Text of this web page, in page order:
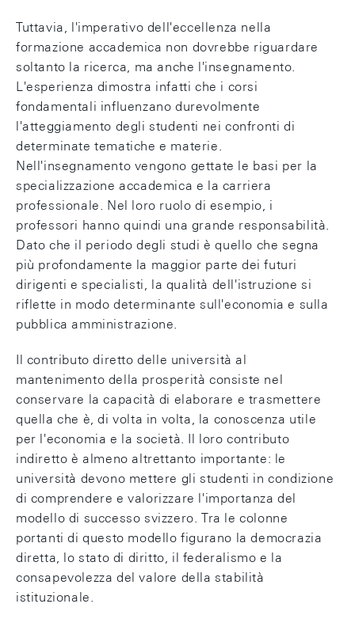
Tuttavia, l'imperativo dell'eccellenza nella
formazione accademica non dovrebbe riguardare
soltanto la ricerca, ma anche l'insegnamento.
L'esperienza dimostra infatti che i corsi
fondamentali influenzano durevolmente
l'atteggiamento degli studenti nei confronti di
determinate tematiche e materie.
Nell'insegnamento vengono gettate le basi per la
specializzazione accademica e la carriera
professionale. Nel loro ruolo di esempio, i
professori hanno quindi una grande responsabilità.
Dato che il periodo degli studi è quello che segna
più profondamente la maggior parte dei futuri
dirigenti e specialisti, la qualità dell'istruzione si
riflette in modo determinante sull'economia e sulla
pubblica amministrazione.
Il contributo diretto delle università al
mantenimento della prosperità consiste nel
conservare la capacità di elaborare e trasmettere
quella che è, di volta in volta, la conoscenza utile
per l'economia e la società. Il loro contributo
indiretto è almeno altrettanto importante: le
università devono mettere gli studenti in condizione
di comprendere e valorizzare l'importanza del
modello di successo svizzero. Tra le colonne
portanti di questo modello figurano la democrazia
diretta, lo stato di diritto, il federalismo e la
consapevolezza del valore della stabilità
istituzionale.